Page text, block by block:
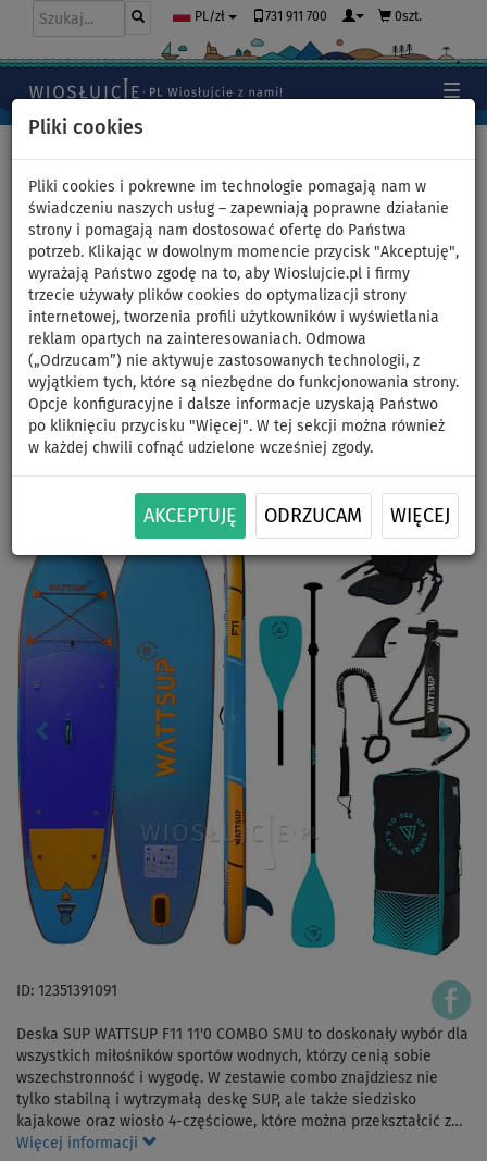
Pliki cookies
Pliki cookies i pokrewne im technologie pomagają nam w
świadczeniu naszych usług – zapewniają poprawne działanie
strony i pomagają nam dostosować ofertę do Państwa
potrzeb. Klikając w dowolnym momencie przycisk "Akceptuję",
wyrażają Państwo zgodę na to, aby Wioslujcie.pl i firmy
trzecie używały plików cookies do optymalizacji strony
internetowej, tworzenia profili użytkowników i wyświetlania
reklam opartych na zainteresowaniach. Odmowa
(„Odrzucam”) nie aktywuje zastosowanych technologii, z
wyjątkiem tych, które są niezbędne do funkcjonowania strony.
Opcje konfiguracyjne i dalsze informacje uzyskają Państwo
po kliknięciu przycisku "Więcej". W tej sekcji można również
w każdej chwili cofnąć udzielone wcześniej zgody.
AKCEPTUJĘ ODRZUCAM WIĘCEJ
PL/zł 731 911 700 0szt.
Deska SUP WATTSUP F11 11'0
COMBO SMU - pompowany
paddleboard - wariant:
zestaw podstawowy
DO
-31 %
WIOSŁO W
ZESTAWIE
335 l
DO
150 kg
OPCJA
SIEDZISKA
DARMOWA
DOSTAWA
Next
ID: 12351391091
Deska SUP WATTSUP F11 11'0 COMBO SMU to doskonały wybór dla
wszystkich miłośników sportów wodnych, którzy cenią sobie
wszechstronność i wygodę. W zestawie combo znajdziesz nie
tylko stabilną i wytrzymałą deskę SUP, ale także siedzisko
kajakowe oraz wiosło 4-częściowe, które można przekształcić z…
Więcej informacji